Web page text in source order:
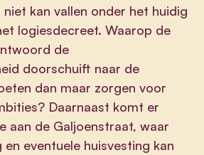
kan vallen onder het huidig
logiesdecreet. Waarop de
de
doorschuift naar de
dan maar zorgen voor
Daarnaast komt er
aan de Galjoenstraat, waar
eventuele huisvesting kan